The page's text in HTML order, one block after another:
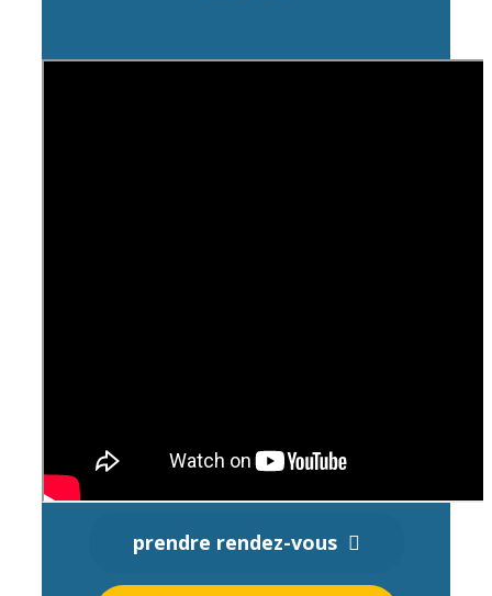
prendre rendez-vous